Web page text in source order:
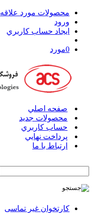
محصولات مورد علاقه
ورود
ايجاد حساب کاربري
0مورد
صفحه اصلي
محصولات جدید
حساب کاربري
پرداخت نهايي
ارتباط با ما
کارتخوان‌ غیر تماسی